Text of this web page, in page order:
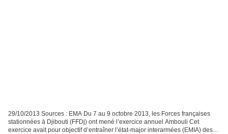
29/10/2013 Sources : EMA Du 7 au 9 octobre 2013, les Forces françaises
stationnées à Djibouti (FFDj) ont mené l’exercice annuel Ambouli Cet
exercice avait pour objectif d’entraîner l’état-major interarmées (EMIA) des